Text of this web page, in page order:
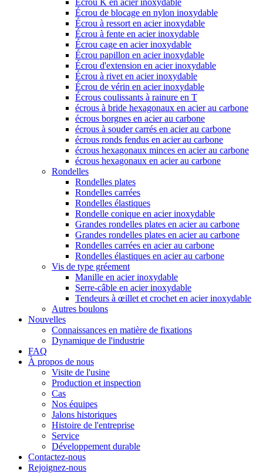
Écrou K en acier inoxydable
Écrou de blocage en nylon inoxydable
Écrou à ressort en acier inoxydable
Écrou à fente en acier inoxydable
Écrou cage en acier inoxydable
Écrou papillon en acier inoxydable
Écrou d'extension en acier inoxydable
Écrou à rivet en acier inoxydable
Écrou de vérin en acier inoxydable
Écrous coulissants à rainure en T
écrous à bride hexagonaux en acier au carbone
écrous borgnes en acier au carbone
écrous à souder carrés en acier au carbone
écrous ronds fendus en acier au carbone
écrous hexagonaux minces en acier au carbone
écrous hexagonaux en acier au carbone
Rondelles
Rondelles plates
Rondelles carrées
Rondelles élastiques
Rondelle conique en acier inoxydable
Grandes rondelles plates en acier au carbone
Grandes rondelles plates en acier au carbone
Rondelles carrées en acier au carbone
Rondelles élastiques en acier au carbone
Vis de type gréement
Manille en acier inoxydable
Serre-câble en acier inoxydable
Tendeurs à œillet et crochet en acier inoxydable
Autres boulons
Nouvelles
Connaissances en matière de fixations
Dynamique de l'industrie
FAQ
À propos de nous
Visite de l'usine
Production et inspection
Cas
Nos équipes
Jalons historiques
Histoire de l'entreprise
Service
Développement durable
Contactez-nous
Rejoignez-nous